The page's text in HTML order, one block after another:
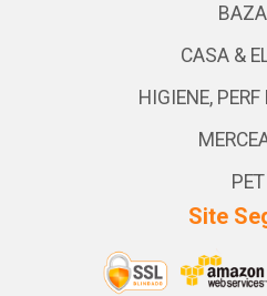
CASA &
HIGIENE,
PET
Site